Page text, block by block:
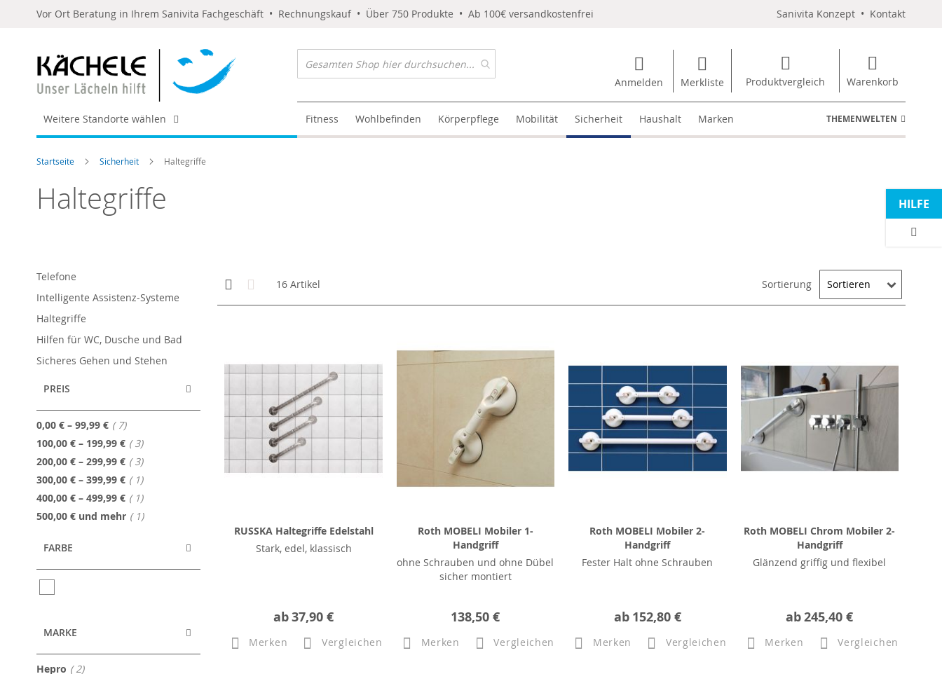
Vor Ort Beratung in Ihrem Sanivita Fachgeschäft • Rechnungskauf • Über 750 Produkte • Ab 100€ versandkostenfrei Sanivita Konzept • Kontakt
Anmelden Merkliste Produktvergleich Warenkorb
Weitere Standorte wählen Fitness Wohlbefinden Körperpflege Mobilität Sicherheit Haushalt Marken THEMENWELTEN
Startseite Sicherheit Haltegriffe
Haltegriffe
Anzeigen
als
Kachelansicht
16 Artikel Sortierung
RUSSKA Haltegriffe Edelstahl
Stark, edel, klassisch
ab37,90 €
Merken Vergleichen
Roth MOBELI Mobiler 1-
Handgriff
ohne Schrauben und ohne Dübel
sicher montiert
138,50 €
Merken Vergleichen
Roth MOBELI Mobiler 2-
Handgriff
Fester Halt ohne Schrauben
ab 152,80 €
Merken Vergleichen
Roth MOBELI Chrom Mobiler 2-
Handgriff
Glänzend griffig und flexibel
ab245,40 €
Merken Vergleichen
Telefone
Intelligente Assistenz-Systeme
Haltegriffe
Hilfen für WC, Dusche und Bad
Sicheres Gehen und Stehen
PREIS
0,00 € – 99,99 € 7Artikel
100,00 € – 199,99 € 3Artikel
200,00 € – 299,99 € 3Artikel
300,00 € – 399,99 € 1Artikel
400,00 € – 499,99 € 1Artikel
500,00 € und mehr 1Artikel
FARBE
MARKE
Hepro 2Artikel
HILFE